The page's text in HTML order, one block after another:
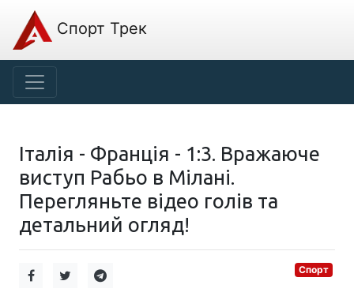
Спорт Трек
Італія - Франція - 1:3. Вражаюче
виступ Рабьо в Мілані.
Перегляньте відео голів та
детальний огляд!
Спорт